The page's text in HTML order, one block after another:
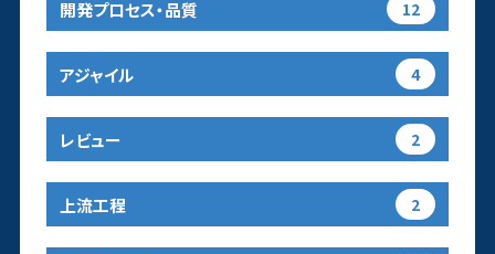
開発プロセス・品質 12
アジャイル 4
レビュー 2
上流工程 2